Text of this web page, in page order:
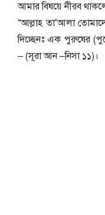
আমার বিষয়ে নীরব
“আল্লাহ তা’আলা
দিচ্ছেনঃ এক পুরুষের
– (সূরা আন –নিসা ১১)।